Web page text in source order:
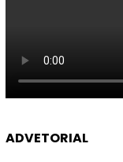
ADVETORIAL